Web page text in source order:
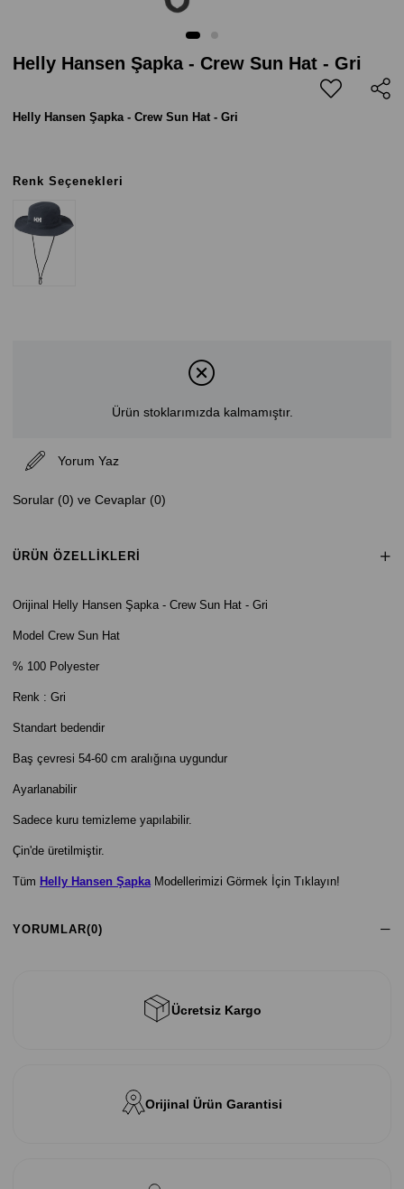
Helly Hansen Şapka - Crew Sun Hat - Gri
Helly Hansen Şapka - Crew Sun Hat - Gri
Renk Seçenekleri
Ürün stoklarımızda kalmamıştır.
Yorum Yaz
Sorular (0) ve Cevaplar (0)
ÜRÜN ÖZELLIKLERI
Orijinal Helly Hansen Şapka - Crew Sun Hat - Gri
Model Crew Sun Hat
% 100 Polyester
Renk : Gri
Standart bedendir
Baş çevresi 54-60 cm aralığına uygundur
Ayarlanabilir
Sadece kuru temizleme yapılabilir.
Çin'de üretilmiştir.
Tüm Helly Hansen Şapka Modellerimizi Görmek İçin Tıklayın!
YORUMLAR(0)
Ücretsiz Kargo
Orijinal Ürün Garantisi